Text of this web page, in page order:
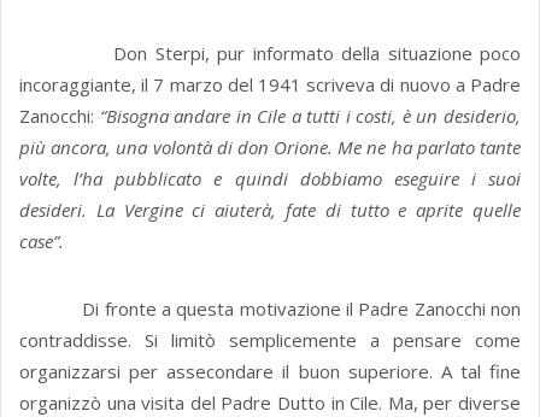
Don Sterpi, pur informato della situazione poco
incoraggiante, il 7 marzo del 1941 scriveva di nuovo a Padre
Zanocchi: “Bisogna andare in Cile a tutti i costi, è un desiderio,
più ancora, una volontà di don Orione. Me ne ha parlato tante
volte, l’ha pubblicato e quindi dobbiamo eseguire i suoi
desideri. La Vergine ci aiuterà, fate di tutto e aprite quelle
case”.
Di fronte a questa motivazione il Padre Zanocchi non
contraddisse. Si limitò semplicemente a pensare come
organizzarsi per assecondare il buon superiore. A tal fine
organizzò una visita del Padre Dutto in Cile. Ma, per diverse